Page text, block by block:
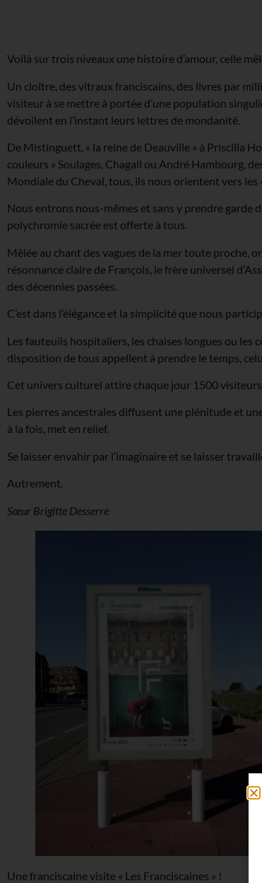
Voilà sur trois niveaux une histoire d’amour, celle
Un cloître, des vitraux franciscains, des livres par
visiteur à se mettre à portée d’une population
dévoilent en l’instant leurs lettres de mondanité.
De Mistinguett, « la reine de Deauville » à Priscilla
couleurs » Soulages, Chagall ou André Hambourg,
Mondiale du Cheval, tous, ils nous orientent vers
Nous entrons nous-mêmes et sans y prendre garde
polychromie sacrée est offerte à tous.
Mêlée au chant des vagues de la mer toute proche,
résonnance claire de François, le frère universel
des décennies passées.
C’est dans l’élégance et la simplicité que nous
Les fauteuils hospitaliers, les chaises longues ou
disposition de tous appellent à prendre le temps,
Cet univers culturel attire chaque jour 1500
Les pierres ancestrales diffusent une plénitude et
à la fois, met en relief.
Se laisser envahir par l’imaginaire et se laisser
Autrement.
Sœur Brigitte Desserre
Une franciscaine visite « Les Franciscaines » !